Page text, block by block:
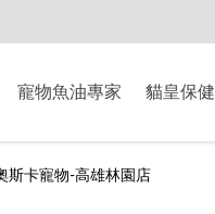
寵物魚油專家 貓皇保健
斯卡寵物-高雄林園店